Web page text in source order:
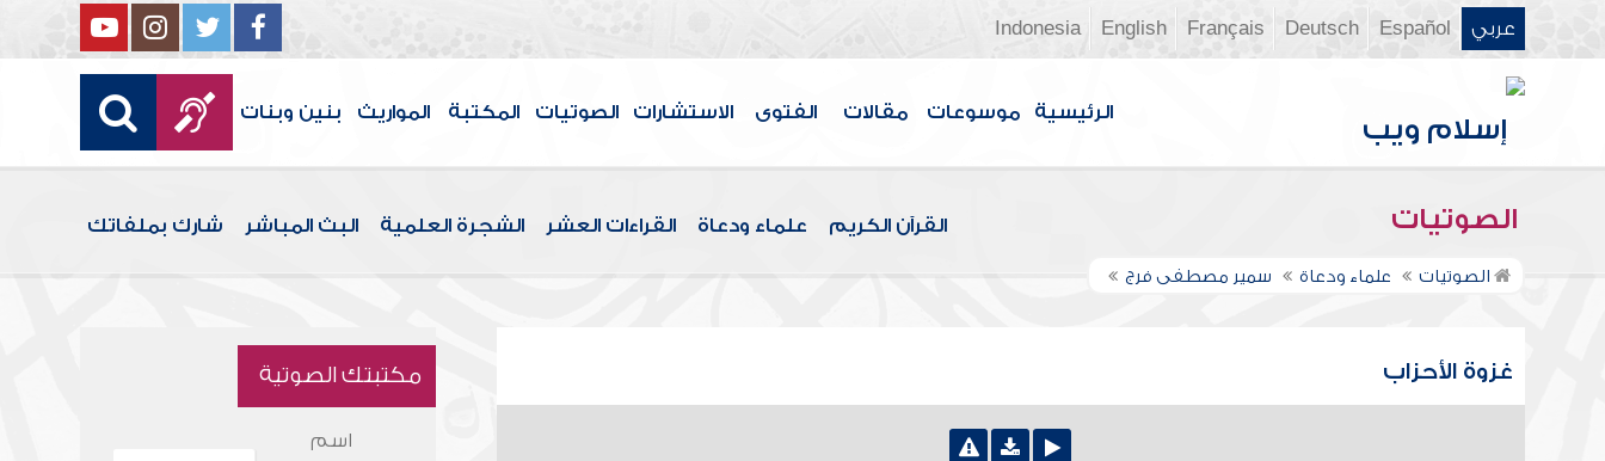
عربي Español
Deutsch
Français
English
Indonesia
الرئيسية موسوعات مقالات الفتوى الاستشارات الصوتيات المكتبة المواريث بنين وبنات
الصوتيات القرآن الكريم علماء ودعاة القراءات العشر الشجرة العلمية البث المباشر شارك بملفاتك
الصوتيات علماء ودعاة سمير مصطفى فرج
غزوة الأحزاب مكتبتك الصوتية
اسم